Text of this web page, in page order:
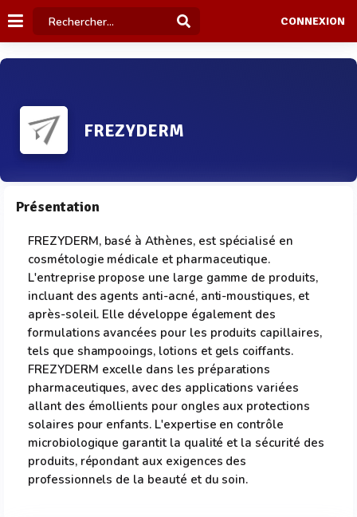
CONNEXION
FREZYDERM
Présentation
FREZYDERM, basé à Athènes, est spécialisé en
cosmétologie médicale et pharmaceutique.
L'entreprise propose une large gamme de produits,
incluant des agents anti-acné, anti-moustiques, et
après-soleil. Elle développe également des
formulations avancées pour les produits capillaires,
tels que shampooings, lotions et gels coiffants.
FREZYDERM excelle dans les préparations
pharmaceutiques, avec des applications variées
allant des émollients pour ongles aux protections
solaires pour enfants. L'expertise en contrôle
microbiologique garantit la qualité et la sécurité des
produits, répondant aux exigences des
professionnels de la beauté et du soin.